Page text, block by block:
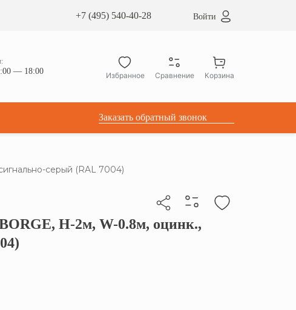
+7 (495) 540-40-28 Войти
— 18:00 Избранное Сравнение Корзина
Чердачные лестницы ATICCO
Заказать обратный звонок
серый (RAL 7004)
чтобы скопировать прямую ссылку
Н-2м, W-0.8м, оцинк.,